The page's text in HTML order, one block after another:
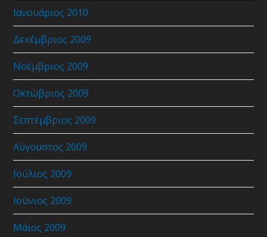
Ιανουάριος 2010
Δεκέμβριος 2009
Νοέμβριος 2009
Οκτώβριος 2009
Σεπτέμβριος 2009
Αύγουστος 2009
Ιούλιος 2009
Ιούνιος 2009
Μάιος 2009